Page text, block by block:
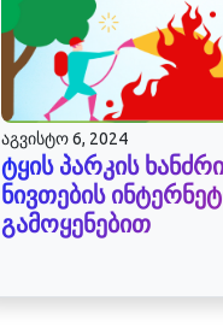
აგვისტო 6, 2024
ტყის პარკის
ნივთების
გამოყენებით